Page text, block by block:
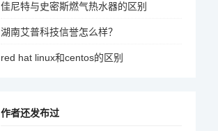
佳尼特与史密斯燃气热水器的区别
湖南艾普科技信誉怎么样？
red hat linux和centos的区别
作者还发布过